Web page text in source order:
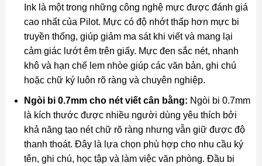
Ink là một trong những công nghệ mực được đánh giá
cao nhất của Pilot. Mực có độ nhớt thấp hơn mực bi
truyền thống, giúp giảm ma sát khi viết và mang lại
cảm giác lướt êm trên giấy. Mực đen sắc nét, nhanh
khô và hạn chế lem nhòe giúp các văn bản, ghi chú
hoặc chữ ký luôn rõ ràng và chuyên nghiệp.
Ngòi bi 0.7mm cho nét viết cân bằng: Ngòi bi 0.7mm
là kích thước được nhiều người dùng yêu thích bởi
khả năng tạo nét chữ rõ ràng nhưng vẫn giữ được độ
thanh thoát. Đây là lựa chọn phù hợp cho nhu cầu ký
tên, ghi chú, học tập và làm việc văn phòng. Đầu bi